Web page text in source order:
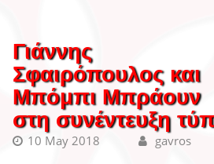
Γιάννης
Σφαιρόπουλος και
Μπόμπι Μπράουν
στη συνέντευξη
10 May 2018 gavros